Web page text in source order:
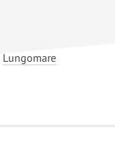
Lungomare